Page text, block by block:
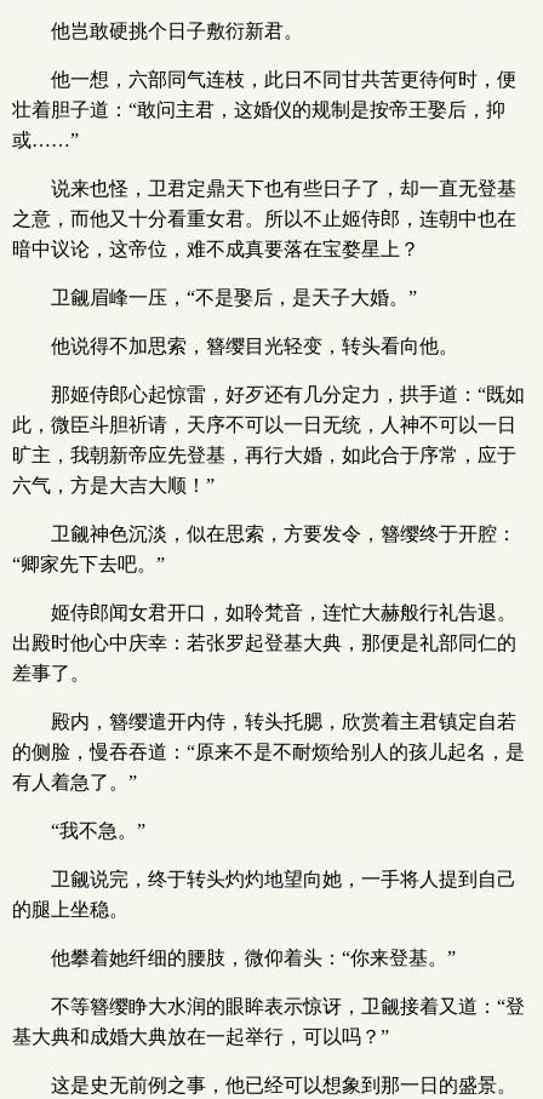
他岂敢硬挑个日子敷衍新君。
他一想，六部同气连枝，此日不同甘共苦更待何时，便
壮着胆子道：“敢问主君，这婚仪的规制是按帝王娶后，抑
或……”
说来也怪，卫君定鼎天下也有些日子了，却一直无登基
之意，而他又十分看重女君。所以不止姬侍郎，连朝中也在
暗中议论，这帝位，难不成真要落在宝婺星上？
卫觎眉峰一压，“不是娶后，是天子大婚。”
他说得不加思索，簪缨目光轻变，转头看向他。
那姬侍郎心起惊雷，好歹还有几分定力，拱手道：“既如
此，微臣斗胆祈请，天序不可以一日无统，人神不可以一日
旷主，我朝新帝应先登基，再行大婚，如此合于序常，应于
六气，方是大吉大顺！”
卫觎神色沉淡，似在思索，方要发令，簪缨终于开腔：
“卿家先下去吧。”
姬侍郎闻女君开口，如聆梵音，连忙大赫般行礼告退。
出殿时他心中庆幸：若张罗起登基大典，那便是礼部同仁的
差事了。
殿内，簪缨遣开内侍，转头托腮，欣赏着主君镇定自若
的侧脸，慢吞吞道：“原来不是不耐烦给别人的孩儿起名，是
有人着急了。”
“我不急。”
卫觎说完，终于转头灼灼地望向她，一手将人提到自己
的腿上坐稳。
他攀着她纤细的腰肢，微仰着头：“你来登基。”
不等簪缨睁大水润的眼眸表示惊讶，卫觎接着又道：“登
基大典和成婚大典放在一起举行，可以吗？”
这是史无前例之事，他已经可以想象到那一日的盛景。